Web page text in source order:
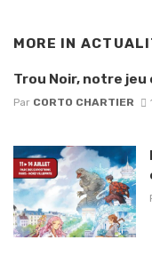
MORE IN
Trou Noir, notre jeu
Par CORTO CHARTIER